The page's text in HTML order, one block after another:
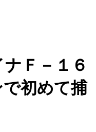
Ｆ－１６
初めて捕